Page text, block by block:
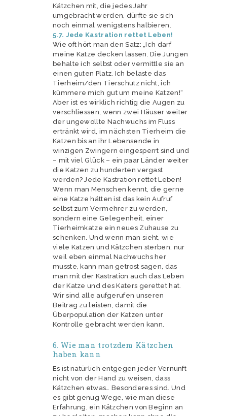
Kätzchen mit, die jedes Jahr
umgebracht werden, dürfte sie sich
noch einmal wenigstens halbieren.
5.7. Jede Kastration rettet Leben!
Wie oft hört man den Satz: „Ich darf
meine Katze decken lassen. Die Jungen
behalte ich selbst oder vermittle sie an
einen guten Platz. Ich belaste das
Tierheim/den Tierschutz nicht, ich
kümmere mich gut um meine Katzen!“
Aber ist es wirklich richtig die Augen zu
verschliessen, wenn zwei Häuser weiter
der ungewollte Nachwuchs im Fluss
ertränkt wird, im nächsten Tierheim die
Katzen bis an ihr Lebensende in
winzigen Zwingern eingesperrt sind und
– mit viel Glück – ein paar Länder weiter
die Katzen zu hunderten vergast
werden? Jede Kastration rettet Leben!
Wenn man Menschen kennt, die gerne
eine Katze hätten ist das kein Aufruf
selbst zum Vermehrer zu werden,
sondern eine Gelegenheit, einer
Tierheimkatze ein neues Zuhause zu
schenken. Und wenn man sieht, wie
viele Katzen und Kätzchen sterben, nur
weil eben einmal Nachwuchs her
musste, kann man getrost sagen, das
man mit der Kastration auch das Leben
der Katze und des Katers gerettet hat.
Wir sind alle aufgerufen unseren
Beitrag zu leisten, damit die
Überpopulation der Katzen unter
Kontrolle gebracht werden kann.
6. Wie man trotzdem Kätzchen
haben kann
Es ist natürlich entgegen jeder Vernunft
nicht von der Hand zu weisen, dass
Kätzchen etwas… Besonderes sind. Und
es gibt genug Wege, wie man diese
Erfahrung, ein Kätzchen von Beginn an